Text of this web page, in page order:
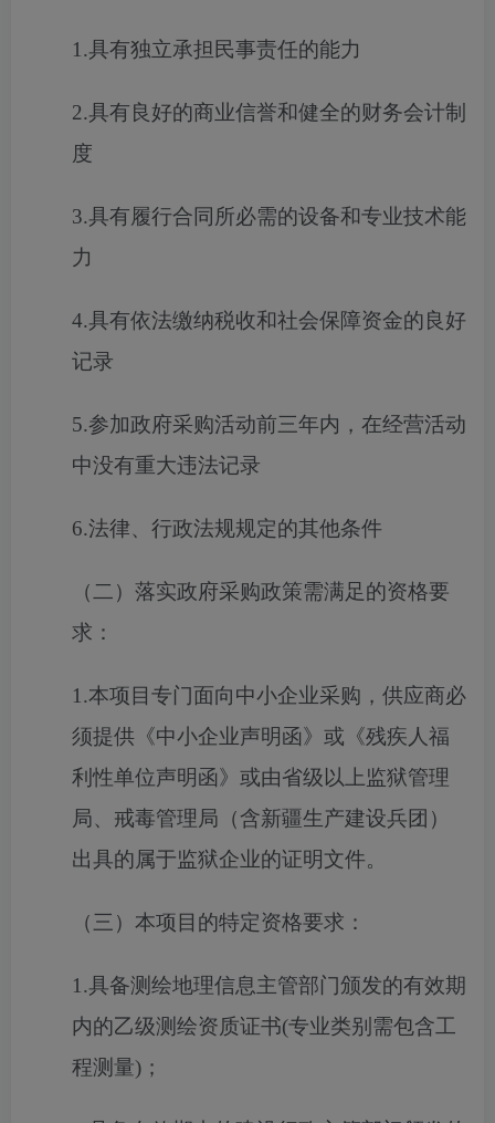
1.具有独立承担民事责任的能力
2.具有良好的商业信誉和健全的财务会计制
度
3.具有履行合同所必需的设备和专业技术能
力
4.具有依法缴纳税收和社会保障资金的良好
记录
5.参加政府采购活动前三年内，在经营活动
中没有重大违法记录
6.法律、行政法规规定的其他条件
（二）落实政府采购政策需满足的资格要
求：
1.本项目专门面向中小企业采购，供应商必
须提供《中小企业声明函》或《残疾人福
利性单位声明函》或由省级以上监狱管理
局、戒毒管理局（含新疆生产建设兵团）
出具的属于监狱企业的证明文件。
（三）本项目的特定资格要求：
1.具备测绘地理信息主管部门颁发的有效期
内的乙级测绘资质证书(专业类别需包含工
程测量)；